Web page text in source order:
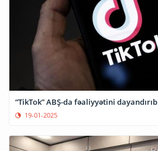
“TikTok” ABŞ-da fəaliyyətini dayandırıb
19-01-2025